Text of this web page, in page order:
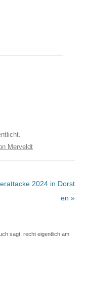
Merveldt
2024 in Dorst
en »
sagt, recht eigentlich am